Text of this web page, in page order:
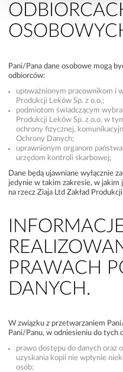
Pani/Pana dane osobowe mogą
odbiorców:
upoważnionym pracownikom i
Produkcji Leków Sp. z o.o.;
podmiotom świadczącym
Produkcji Leków Sp. z o.o. w
ochrony fizycznej,
Ochrony Danych;
uprawnionym organom
urzędom kontroli skarbowej;
Dane będą ujawniane wyłącznie
jedynie w takim zakresie, w jakim
na rzecz Ziaja Ltd Zakład
PRAWACH
DANYCH.
W związku z przetwarzaniem
Pani/Panu, w odniesieniu do tych
prawo dostępu do danych oraz
uzyskania kopii nie wpłynie
osób;